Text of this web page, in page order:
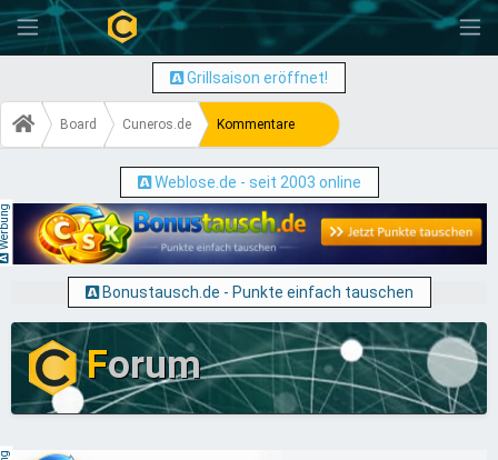
-
Grillsaison eröffnet!
Board Cuneros.de Kommentare
Weblose.de - seit 2003 online
Bonustausch.de - Punkte einfach tauschen
Forum